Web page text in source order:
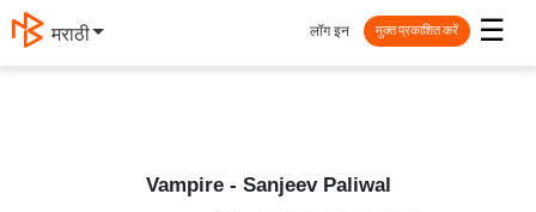
मराठी ☰
लॉग इन मुक्त प्रकाशित करें
Vampire - Sanjeev Paliwal